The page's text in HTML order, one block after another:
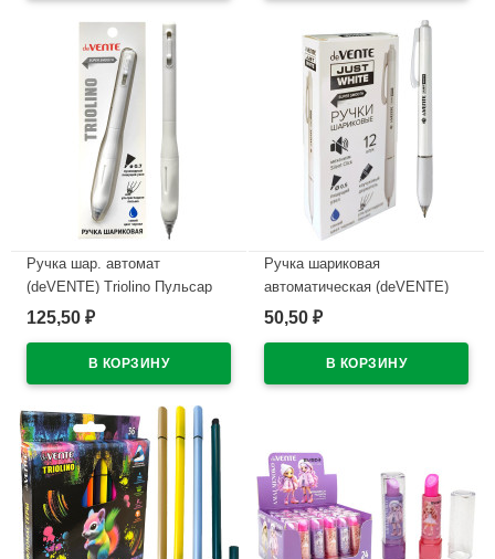
Ручка шар. автомат
(deVENTE) Triolino Пульсар
(Pulsar) н/
арт.5070609 (Ст12)
125,50 ₽
Ручка шариковая
автоматическая (deVENTE)
ПРОСТО БЕЛЫЙ (JUST
каучуковый держатель,
синий, 0,5мм, масло
50,50 ₽